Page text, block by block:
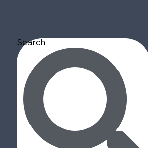
Search